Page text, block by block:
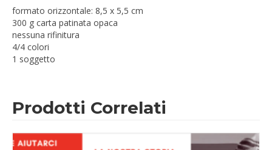
formato orizzontale: 8,5 x 5,5 cm
300 g carta patinata opaca
nessuna rifinitura
4/4 colori
1 soggetto
Prodotti Correlati